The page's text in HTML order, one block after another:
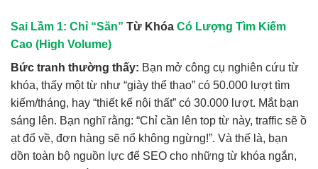
Sai Lầm 1: Chỉ “Săn” Từ Khóa Có Lượng Tìm Kiếm
Cao (High Volume)
Bức tranh thường thấy: Bạn mở công cụ nghiên cứu từ
khóa, thấy một từ như “giày thể thao” có 50.000 lượt tìm
kiếm/tháng, hay “thiết kế nội thất” có 30.000 lượt. Mắt bạn
sáng lên. Bạn nghĩ rằng: “Chỉ cần lên top từ này, traffic sẽ ồ
ạt đổ về, đơn hàng sẽ nổ không ngừng!”. Và thế là, bạn
dồn toàn bộ nguồn lực để SEO cho những từ khóa ngắn,